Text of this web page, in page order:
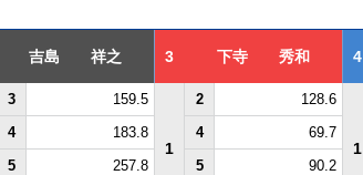
吉島 祥之 3 下寺 秀和 4
3 159.5
1
2 128.6
1
4 183.8 4 69.7
5 257.8 5 90.2